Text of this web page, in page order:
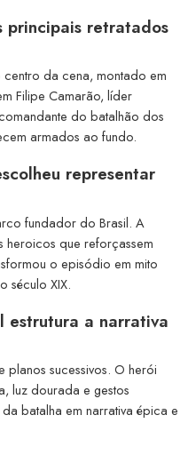
principais retratados
da cena, montado em
Filipe Camarão, líder
do batalhão dos
armados ao fundo.
representar
fundador do Brasil. A
heroicos que reforçassem
o episódio em mito
século XIX.
estrutura a narrativa
sucessivos. O herói
luz dourada e gestos
batalha em narrativa épica e